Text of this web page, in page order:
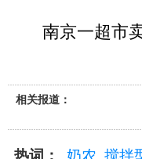
南京一超市卖
相关报道：
热词： 奶农 搅拌